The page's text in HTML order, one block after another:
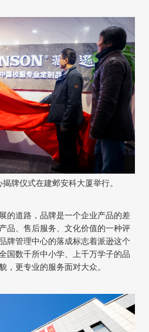
牌仪式在建邺安科大厦举行。
的道路，品牌是一个企业产品的差
品、售后服务、文化价值的一种评
牌管理中心的落成标志着派逊这个
国数千所中小学、上千万学子的品
，更专业的服务面对大众。